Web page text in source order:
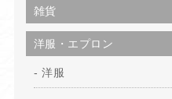
雑貨
洋服・エプロン
洋服